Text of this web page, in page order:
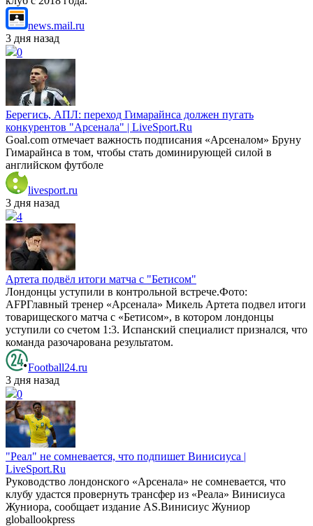
news.mail.ru
3 дня назад
0
Берегись, АПЛ: переход Гимарайнса должен пугать
конкурентов "Арсенала" | LiveSport.Ru
Goal.com отмечает важность подписания «Арсеналом» Бруну
Гимарайнса в том, чтобы стать доминирующей силой в
английском футболе
livesport.ru
3 дня назад
4
Артета подвёл итоги матча с "Бетисом"
Лондонцы уступили в контрольной встрече.Фото:
AFPГлавный тренер «Арсенала» Микель Артета подвел итоги
товарищеского матча с «Бетисом», в котором лондонцы
уступили со счетом 1:3. Испанский специалист признался, что
команда разочарована результатом.
Football24.ru
3 дня назад
0
"Реал" не сомневается, что подпишет Винисиуса |
LiveSport.Ru
Руководство лондонского «Арсенала» не сомневается, что
клубу удастся провернуть трансфер из «Реала» Винисиуса
Жуниора, сообщает издание AS.Винисиус Жуниор
globallookpress